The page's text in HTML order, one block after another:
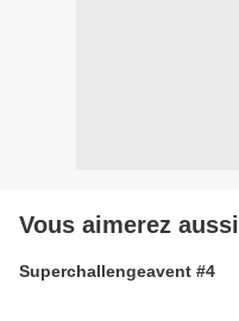
Vous aimerez aussi
Superchallengeavent #4